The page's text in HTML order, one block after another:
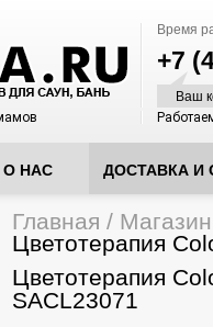
Время
+7
Ваш
О НАС ДОСТАВКА И
Вы здесь
Главная / Магазин
Цветотерапия
Цветотерапия
SACL23071